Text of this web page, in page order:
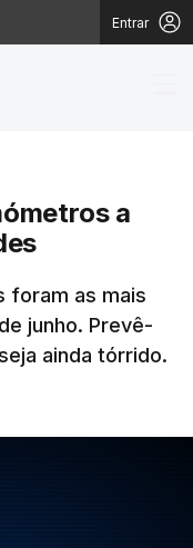
Entrar
a
foram as mais
junho. Prevê-
ainda tórrido.